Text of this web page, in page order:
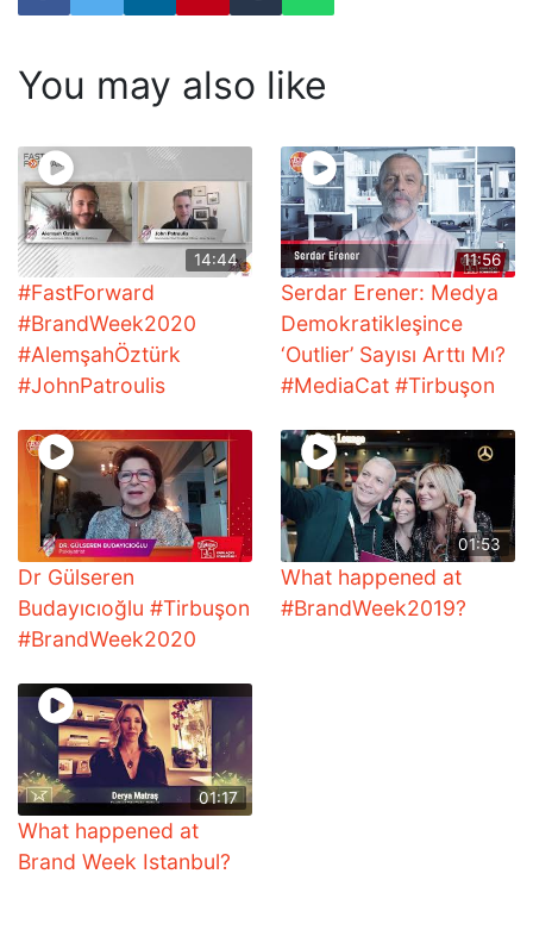
You may also like
14:44
#FastForward
#BrandWeek2020
#AlemşahÖztürk
#JohnPatroulis
11:56
Serdar Erener: Medya
Demokratikleşince
‘Outlier’ Sayısı Arttı Mı?
#MediaCat #Tirbuşon
Dr Gülseren
Budayıcıoğlu #Tirbuşon
#BrandWeek2020
01:53
What happened at
#BrandWeek2019?
01:17
What happened at
Brand Week Istanbul?